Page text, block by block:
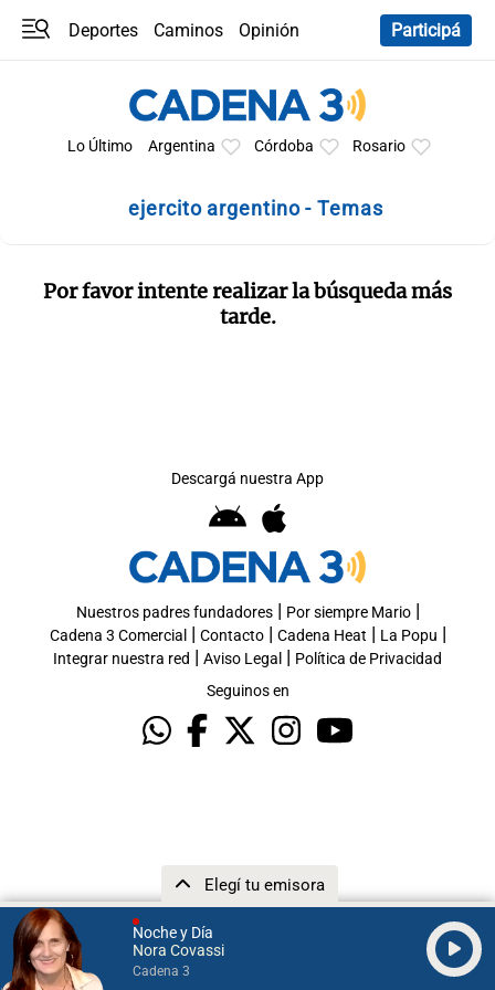
Noche y Día
Nora Covassi
Cadena 3
Elegí tu emisora
Deportes Caminos
Opinión
Participá
Lo Último Argentina Córdoba Rosario
ejercito argentino - Temas
Por favor intente realizar la búsqueda más
tarde.
Descargá nuestra App
Nuestros padres fundadores| Por siempre Mario|
Cadena 3 Comercial | Contacto| Cadena Heat | La Popu |
Integrar nuestra red | Aviso Legal | Política de Privacidad
Seguinos en